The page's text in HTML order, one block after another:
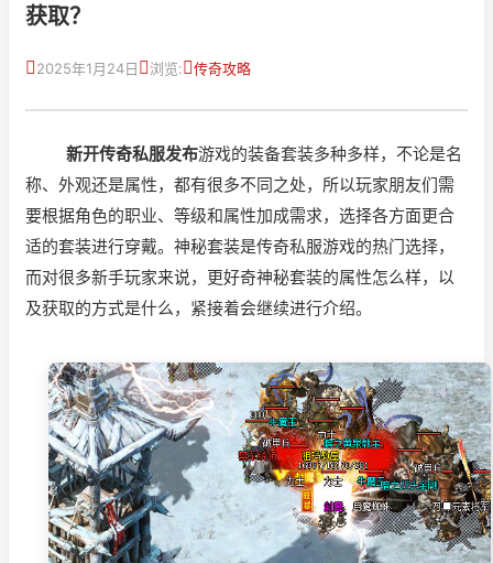
获取？
2025年1月24日 浏览: 传奇攻略
新开传奇私服发布游戏的装备套装多种多样，不论是名
称、外观还是属性，都有很多不同之处，所以玩家朋友们需
要根据角色的职业、等级和属性加成需求，选择各方面更合
适的套装进行穿戴。神秘套装是传奇私服游戏的热门选择，
而对很多新手玩家来说，更好奇神秘套装的属性怎么样，以
及获取的方式是什么，紧接着会继续进行介绍。